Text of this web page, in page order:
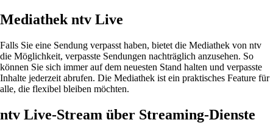
Mediathek ntv Live
Falls Sie eine Sendung verpasst haben, bietet die Mediathek von ntv
die Möglichkeit, verpasste Sendungen nachträglich anzusehen. So
können Sie sich immer auf dem neuesten Stand halten und verpasste
Inhalte jederzeit abrufen. Die Mediathek ist ein praktisches Feature für
alle, die flexibel bleiben möchten.
ntv Live-Stream über Streaming-Dienste